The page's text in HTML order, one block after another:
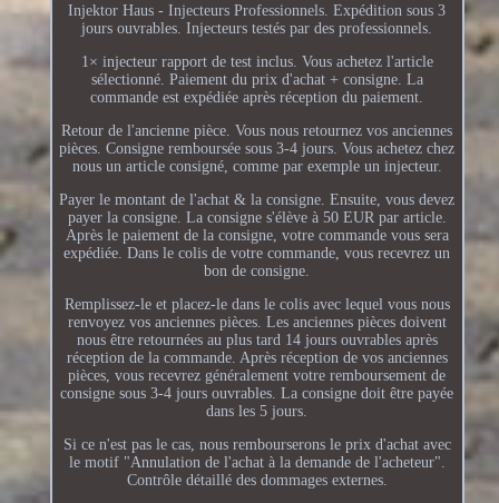
Injektor Haus - Injecteurs Professionnels. Expédition sous 3
jours ouvrables. Injecteurs testés par des professionnels.
1× injecteur rapport de test inclus. Vous achetez l'article
sélectionné. Paiement du prix d'achat + consigne. La
commande est expédiée après réception du paiement.
Retour de l'ancienne pièce. Vous nous retournez vos anciennes
pièces. Consigne remboursée sous 3-4 jours. Vous achetez chez
nous un article consigné, comme par exemple un injecteur.
Payer le montant de l'achat & la consigne. Ensuite, vous devez
payer la consigne. La consigne s'élève à 50 EUR par article.
Après le paiement de la consigne, votre commande vous sera
expédiée. Dans le colis de votre commande, vous recevrez un
bon de consigne.
Remplissez-le et placez-le dans le colis avec lequel vous nous
renvoyez vos anciennes pièces. Les anciennes pièces doivent
nous être retournées au plus tard 14 jours ouvrables après
réception de la commande. Après réception de vos anciennes
pièces, vous recevrez généralement votre remboursement de
consigne sous 3-4 jours ouvrables. La consigne doit être payée
dans les 5 jours.
Si ce n'est pas le cas, nous rembourserons le prix d'achat avec
le motif "Annulation de l'achat à la demande de l'acheteur".
Contrôle détaillé des dommages externes.